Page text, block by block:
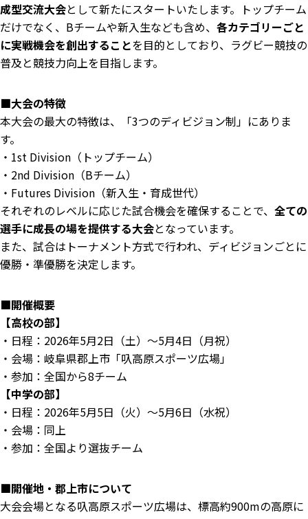
成型交流大会として新たにスタートいたします。トップチーム
だけでなく、Bチームや新入生なども含め、 各カテゴリーごと
に実戦機会を創出することを目的としており、ラグビー競技の
普及と競技力向上を目指します。
■大会の特徴
本大会の最大の特徴は、「3つのディビジョン制」にありま
す。
・1st Division（トップチーム）
・2nd Division（Bチーム）
・Futures Division（新入生・育成世代）
それぞれのレベルに応じた試合機会を確保することで、 全ての
選手に成長の場を提供する大会となっています。
また、試合はトーナメント方式で行われ、ディビジョンごとに
優勝・準優勝を決定します。
■開催概要
【高校の部】
・日程：2026年5月2日（土）～5月4日（月祝）
・会場：岐阜県郡上市「叺高原スポーツ広場」
・参加：全国から8チーム
【中学の部】
・日程：2026年5月5日（火）～5月6日（水祝）
・会場：同上
・参加：全国より選抜チーム
■開催地・郡上市について
大会会場となる叺高原スポーツ広場は、標高約900mの高原に